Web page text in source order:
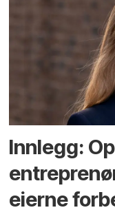
Innlegg:
eierne